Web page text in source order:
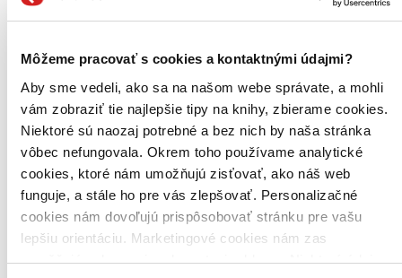
Môžeme pracovať s cookies a kontaktnými údajmi?
Aby sme vedeli, ako sa na našom webe správate, a mohli
vám zobraziť tie najlepšie tipy na knihy, zbierame cookies.
Niektoré sú naozaj potrebné a bez nich by naša stránka
vôbec nefungovala. Okrem toho používame analytické
cookies, ktoré nám umožňujú zisťovať, ako náš web
funguje, a stále ho pre vás zlepšovať. Personalizačné
cookies nám dovoľujú prispôsobovať stránku pre vašu
lepšiu orientáciu. Marketingové cookies nám zas
umožňujú zobrazenie relevantnej reklamy. Niektoré údaje
Väzba
Zoradiť
Bestsellery
Top hodnotené
Novinky
Najdrahšie